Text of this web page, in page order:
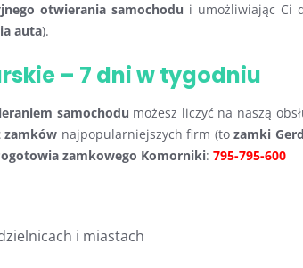
otwierania samochodu i umożliwiając Ci
auta).
– 7 dni w tygodniu
samochodu możesz liczyć na naszą
zamków najpopularniejszych firm (to zamki
zamkowego Komorniki: 795-795-600
i miastach